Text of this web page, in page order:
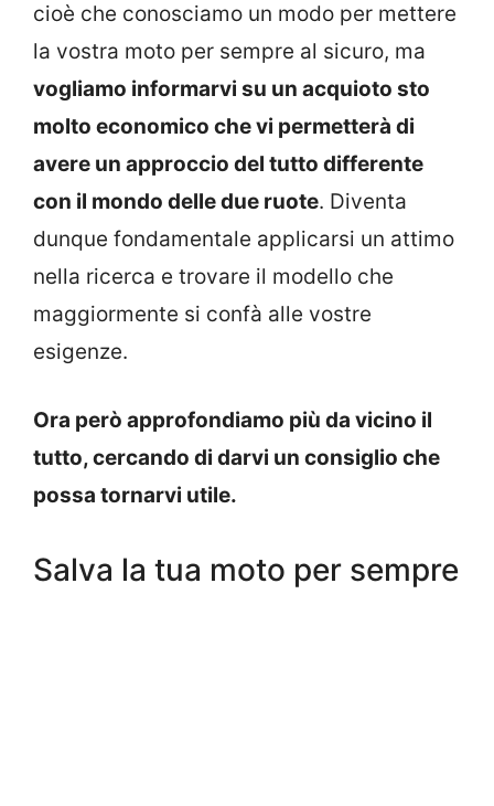
cioè che conosciamo un modo per mettere
la vostra moto per sempre al sicuro, ma
vogliamo informarvi su un acquioto sto
molto economico che vi permetterà di
avere un approccio del tutto differente
con il mondo delle due ruote. Diventa
dunque fondamentale applicarsi un attimo
nella ricerca e trovare il modello che
maggiormente si confà alle vostre
esigenze.
Ora però approfondiamo più da vicino il
tutto, cercando di darvi un consiglio che
possa tornarvi utile.
Salva la tua moto per sempre